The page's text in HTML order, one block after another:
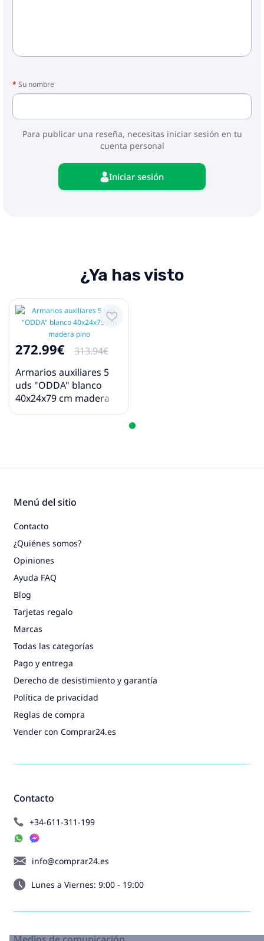
Su nombre
Para publicar una reseña, necesitas iniciar sesión en tu
cuenta personal
Iniciar sesión
¿Ya has visto
272.99€
313.94€
Armarios auxiliares 5
uds "ODDA" blanco
40x24x79 cm madera
pino
Contacto
+34-611-311-199
info@comprar24.es
Lunes a Viernes: 9:00 - 19:00
Menú del sitio
Contacto
¿Quiénes somos?
Opiniones
Ayuda FAQ
Blog
Tarjetas regalo
Marcas
Todas las categorías
Pago y entrega
Derecho de desistimiento y garantía
Política de privacidad
Reglas de compra
Vender con Comprar24.es